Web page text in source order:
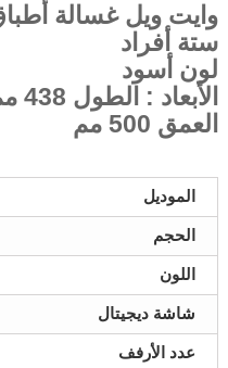
وايت ويل غسالة
ستة أفراد
لون أسود
العمق 500 مم
الموديل
الحجم
اللون
شاشة ديجيتال
عدد الأرفف